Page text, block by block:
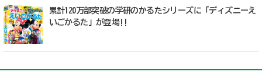
累計120万部突破の学研のかるたシリーズに「ディズニーえ
いごかるた」が登場!!